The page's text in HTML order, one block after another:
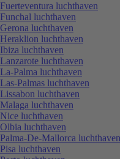
Fuerteventura luchthaven
Funchal luchthaven
Gerona luchthaven
Heraklion luchthaven
Ibiza luchthaven
Lanzarote luchthaven
La-Palma luchthaven
Las-Palmas luchthaven
Lissabon luchthaven
Malaga luchthaven
Nice luchthaven
Olbia luchthaven
Palma-De-Mallorca luchthaven
Pisa luchthaven